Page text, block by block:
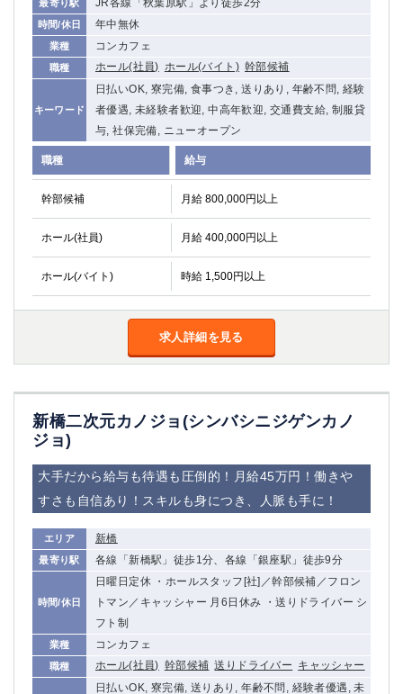
最寄り駅 JR各線「秋葉原駅」より徒歩2分
時間/休日 年中無休
業種 コンカフェ
職種 ホール(社員) ホール(バイト) 幹部候補
キーワード
日払いOK, 寮完備, 食事つき, 送りあり, 年齢不問, 経験
者優遇, 未経験者歓迎, 中高年歓迎, 交通費支給, 制服貸
与, 社保完備, ニューオープン
職種 給与
幹部候補 月給 800,000円以上
ホール(社員) 月給 400,000円以上
ホール(バイト) 時給 1,500円以上
求人詳細を見る
新橋二次元カノジョ(シンバシニジゲンカノ
ジョ)
大手だから給与も待遇も圧倒的！月給45万円！働きや
すさも自信あり！スキルも身につき、人脈も手に！
エリア 新橋
最寄り駅 各線「新橋駅」徒歩1分、各線「銀座駅」徒歩9分
時間/休日
日曜日定休 ・ホールスタッフ[社]／幹部候補／フロン
トマン／キャッシャー 月6日休み ・送りドライバー シ
フト制
業種 コンカフェ
職種 ホール(社員) 幹部候補 送りドライバー キャッシャー
日払いOK, 寮完備, 送りあり, 年齢不問, 経験者優遇, 未